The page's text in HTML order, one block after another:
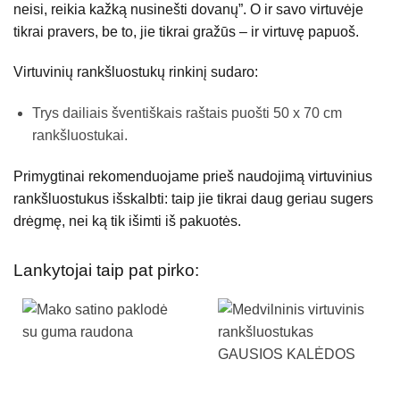
neisi, reikia kažką nusinešti dovanų”. O ir savo virtuvėje
tikrai pravers, be to, jie tikrai gražūs – ir virtuvę papuoš.
Virtuvinių rankšluostukų rinkinį sudaro:
Trys dailiais šventiškais raštais puošti 50 x 70 cm
rankšluostukai.
Primygtinai rekomenduojame prieš naudojimą virtuvinius
rankšluostukus išskalbti: taip jie tikrai daug geriau sugers
drėgmę, nei ką tik išimti iš pakuotės.
Lankytojai taip pat pirko: